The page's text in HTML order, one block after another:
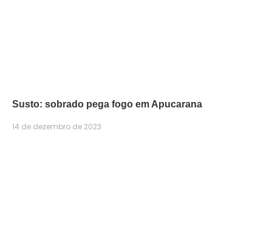
Susto: sobrado pega fogo em Apucarana
14 de dezembro de 2023